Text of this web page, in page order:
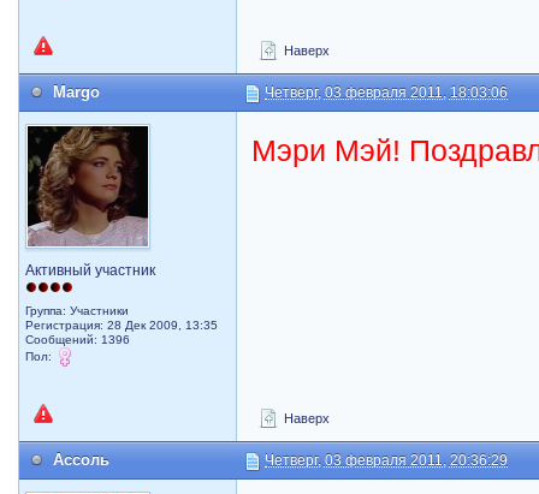
Наверх
Margo Четверг, 03 февраля 2011, 18:03:06
Активный участник
Группа: Участники
Регистрация: 28 Дек 2009, 13:35
Сообщений: 1396
Пол:
Мэри Мэй!
Наверх
Ассоль Четверг, 03 февраля 2011, 20:36:29